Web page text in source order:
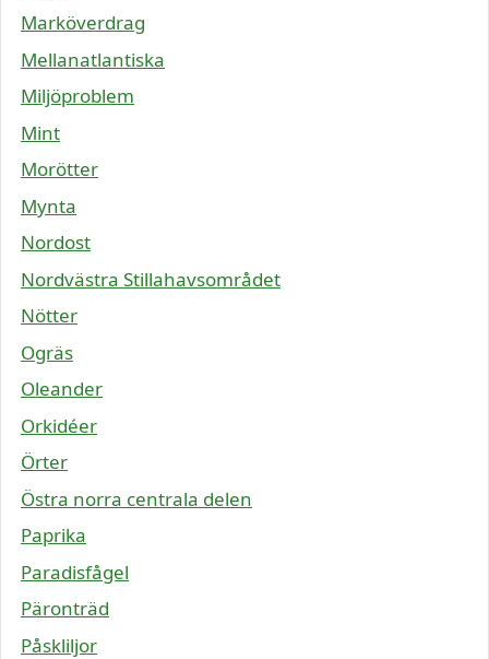
Marköverdrag
Mellanatlantiska
Miljöproblem
Mint
Morötter
Mynta
Nordost
Nordvästra Stillahavsområdet
Nötter
Ogräs
Oleander
Orkidéer
Örter
Östra norra centrala delen
Paprika
Paradisfågel
Päronträd
Påskliljor